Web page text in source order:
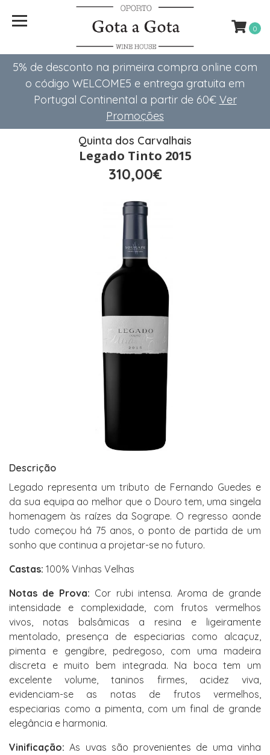
5% de desconto na primeira compra online com
o código WELCOME5 e entrega gratuita em
Portugal Continental a partir de 60€ Ver
Promoções
0
Quinta dos Carvalhais
Legado Tinto 2015
310,00€
Descrição
Legado representa um tributo de Fernando Guedes e
da sua equipa ao melhor que o Douro tem, uma singela
homenagem às raízes da Sogrape. O regresso aonde
tudo começou há 75 anos, o ponto de partida de um
sonho que continua a projetar-se no futuro.
Castas: 100% Vinhas Velhas
Notas de Prova: Cor rubi intensa. Aroma de grande
intensidade e complexidade, com frutos vermelhos
vivos, notas balsâmicas a resina e ligeiramente
mentolado, presença de especiarias como alcaçuz,
pimenta e gengibre, pedregoso, com uma madeira
discreta e muito bem integrada. Na boca tem um
excelente volume, taninos firmes, acidez viva,
evidenciam-se as notas de frutos vermelhos,
especiarias como a pimenta, com um final de grande
elegância e harmonia.
Vinificação: As uvas são provenientes de uma vinha